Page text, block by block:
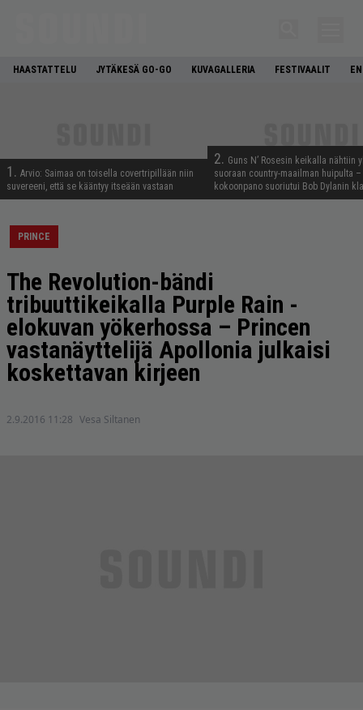
HAASTATTELU JYTÄKESÄ GO-GO KUVAGALLERIA FESTIVAALIT
1. Arvio: Saimaa on toisella covertripillään niin
suvereeni, että se kääntyy itseään vastaan
2. Guns N’ Rosesin keikalla nähtiin
suoraan country-maailman huipulta
kokoonpano suoriutui Bob Dylanin
PRINCE
The Revolution-bändi
tribuuttikeikalla Purple Rain -
elokuvan yökerhossa – Princen
vastanäyttelijä Apollonia julkaisi
koskettavan kirjeen
2.9.2016 11:28 Vesa Siltanen